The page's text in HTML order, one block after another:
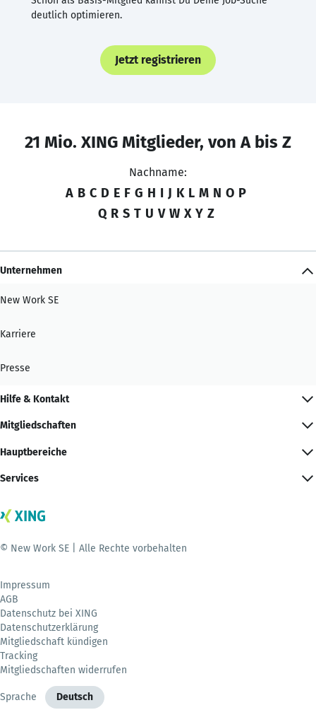
deutlich optimieren.
Jetzt registrieren
21 Mio. XING Mitglieder, von A bis Z
Nachname:
A B C D E F G H I J K L M N O P
Q R S T U V W X Y Z
Unternehmen
New Work SE
Karriere
Presse
Hilfe & Kontakt
Mitgliedschaften
Hauptbereiche
Services
© New Work SE | Alle Rechte vorbehalten
Impressum
AGB
Datenschutz bei XING
Datenschutzerklärung
Mitgliedschaft kündigen
Tracking
Mitgliedschaften widerrufen
Sprache Deutsch